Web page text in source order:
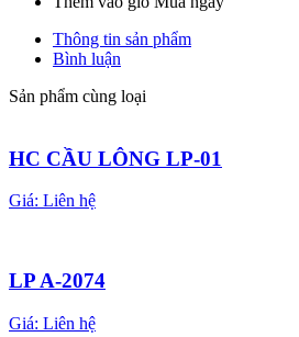
Thông tin sản phẩm
Bình luận
Sản phẩm cùng loại
HC CẦU LÔNG LP-01
Giá: Liên hệ
LP A-2074
Giá: Liên hệ